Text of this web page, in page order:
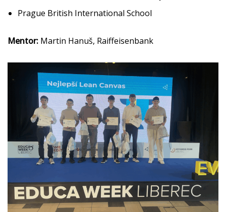
Prague British International School
Mentor: Martin Hanuš, Raiffeisenbank